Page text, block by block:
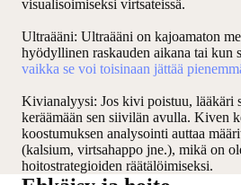
visualisoimiseksi virtsateissä.
Ultraääni: Ultraääni on kajoamaton
hyödyllinen raskauden aikana tai kun
vaikka se voi toisinaan jättää
Kivianalyysi: Jos kivi poistuu, lääkäri
keräämään sen siivilän avulla. Kiven
koostumuksen analysointi auttaa
(kalsium, virtsahappo jne.), mikä on
hoitostrategioiden räätälöimiseksi.